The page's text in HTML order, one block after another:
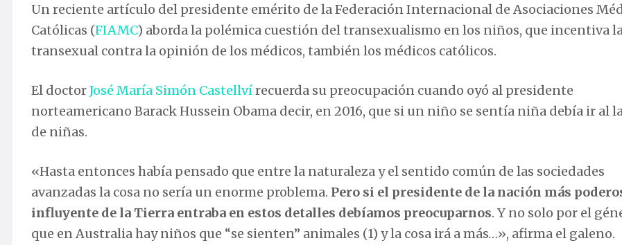
Un reciente artículo del presidente emérito de la Federación Internacional de Asociaciones
Católicas (FIAMC) aborda la polémica cuestión del transexualismo en los niños, que incentiva
transexual contra la opinión de los médicos, también los médicos católicos.
El doctorJosé María Simón Castellvírecuerda su preocupación cuando oyó al presidente
norteamericano Barack Hussein Obama decir, en 2016, que si un niño se sentía niña debía ir al
de niñas.
«Hasta entonces había pensado que entre la naturaleza y el sentido común de las sociedades
avanzadas la cosa no sería un enorme problema. Pero si el presidente de la nación más
influyente de la Tierra entraba en estos detalles debíamos preocuparnos. Y no solo por el
que en Australia hay niños que “se sienten” animales (1) y la cosa irá a más…», afirma el galeno.